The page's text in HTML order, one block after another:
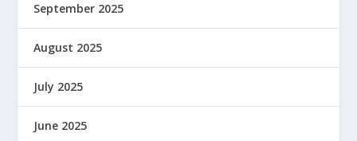
September 2025
August 2025
July 2025
June 2025